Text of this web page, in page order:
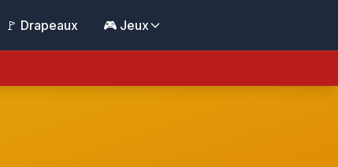
🚩 Drapeaux 🎮 Jeux